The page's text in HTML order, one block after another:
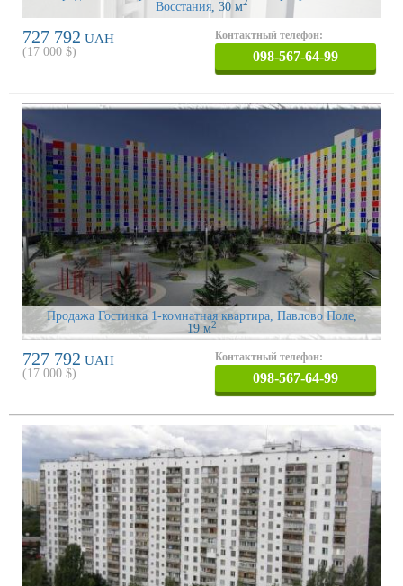
Восстания, 30 м2
727 792 UAH
(17 000 $)
Контактный телефон:
098-567-64-99
Продажа Гостинка 1-комнатная квартира, Павлово Поле,
19 м2
727 792 UAH
(17 000 $)
Контактный телефон:
098-567-64-99